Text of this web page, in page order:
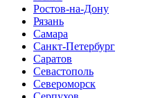
Ростов-на-Дону
Рязань
Самара
Санкт-Петербург
Саратов
Севастополь
Североморск